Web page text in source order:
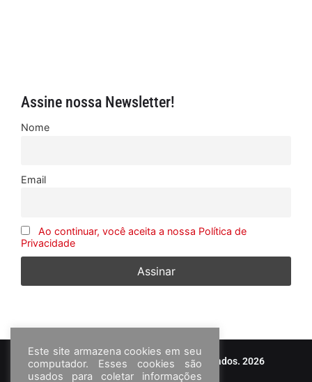
Assine nossa Newsletter!
Nome
Email
Ao continuar, você aceita a nossa Política de
Privacidade
© Frota&Cia - Todos os direitos reservados. 2026
Este site armazena cookies em seu
computador. Esses cookies são
usados para coletar informações